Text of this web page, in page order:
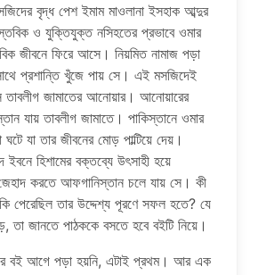
বৃদ্ধ পেশ ইমাম মাওলানা ইসহাক আব্দুর
ও যুক্তিযুক্ত নসিহতের প্রভাবে ওমার
জীবনে ফিরে আসে। নিয়মিত নামাজ পড়া
সাথে প্রশান্তি খুঁজে পায় সে। এই মসজিদেই
জামাতের আনোয়ার। আনোয়ারের
যায় তাবলীগ জামাতে। পাকিস্তানে ওমার
যা তার জীবনের মোড় পাল্টিয়ে দেয়।
ইবনে হিশামের বক্তব্যে উৎসাহী হয়ে
করতে আফগানিস্তান চলে যায় সে। কী
পেরেছিল তার উদ্দেশ্য পূরণে সফল হতে? যে
তা জানতে পাঠককে বসতে হবে বইটি নিয়ে।
বই আগে পড়া হয়নি, এটাই প্রথম। আর এক